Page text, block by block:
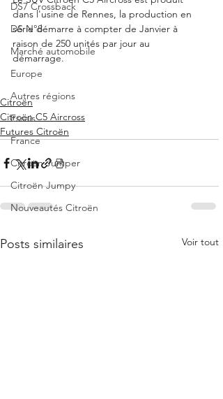
DS7 Crossback
DS N°8
Marché automobile
Europe
Autres régions
Essais
France
Citroën Jumper
Citroën Jumpy
Nouveautés Citroën
dans l'usine de Rennes, la production en
série démarre à compter de Janvier à
raison de 250 unités par jour au
démarrage.
Citroën
Citroën C5 Aircross
Futures Citroën
Posts similaires Voir tout